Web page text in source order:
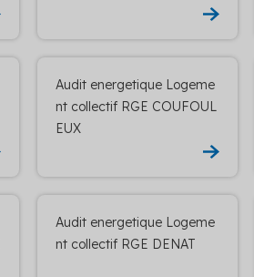
Audit energetique Logeme
nt collectif RGE COUFOUL
EUX
Audit energetique Logeme
nt collectif RGE DENAT